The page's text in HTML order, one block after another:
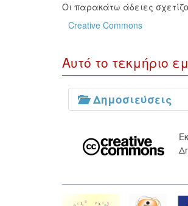
Οι παρακάτω άδειες
Creative Commons
Αυτό το τεκμήριο
Δημοσιεύσεις